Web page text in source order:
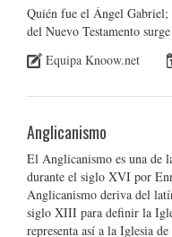
Quién fue el Ángel
del Nuevo Testamento
Equipa Knoow.net
Anglicanismo
El Anglicanismo es una de
durante el siglo XVI por
Anglicanismo deriva del
siglo XIII para definir la
representa así a la Iglesia